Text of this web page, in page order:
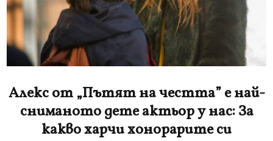
Алекс от „Пътят на честта” е най-
сниманото дете актьор у нас: За
какво харчи хонорарите си